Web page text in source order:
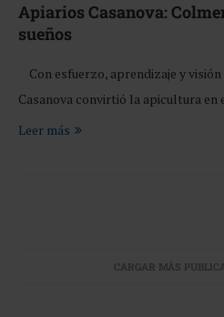
Apiarios Casanova:
sueños
Con esfuerzo, aprendizaje y
Casanova convirtió la apicultura en
Leer más
CARGAR MÁS